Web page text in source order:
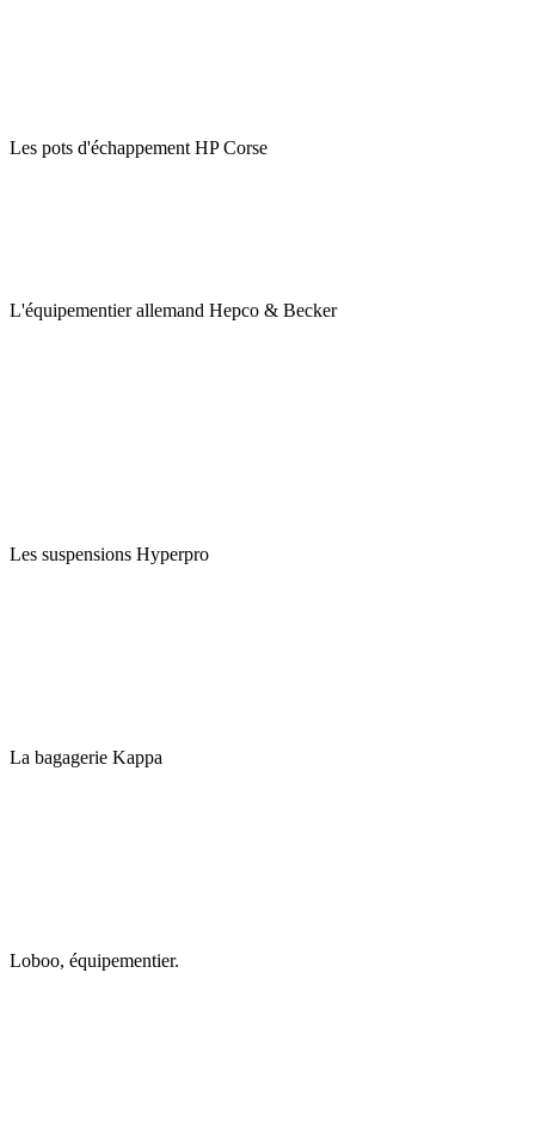
Les pots d'échappement HP Corse
L'équipementier allemand Hepco & Becker
Les suspensions Hyperpro
La bagagerie Kappa
Loboo, équipementier.